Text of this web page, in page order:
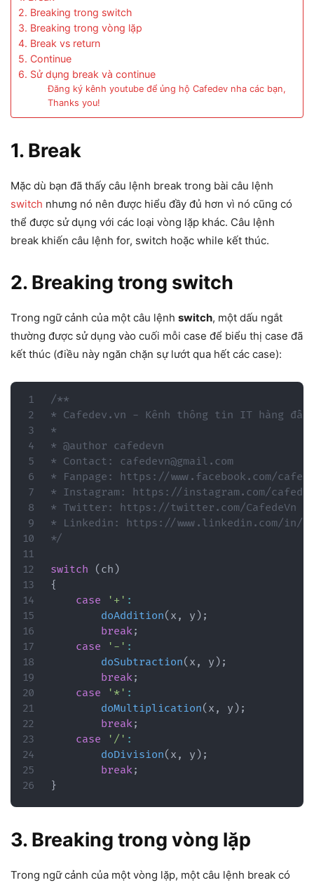
2. Breaking trong switch
3. Breaking trong vòng lặp
4. Break vs return
5. Continue
6. Sử dụng break và continue
Đăng ký kênh youtube để ủng hộ Cafedev nha các bạn,
Thanks you!
1. Break
Mặc dù bạn đã thấy câu lệnh break trong bài câu lệnh
switch nhưng nó nên được hiểu đầy đủ hơn vì nó cũng có
thể được sử dụng với các loại vòng lặp khác. Câu lệnh
break khiến câu lệnh for, switch hoặc while kết thúc.
2. Breaking trong switch
Trong ngữ cảnh của một câu lệnh switch, một dấu ngắt
thường được sử dụng vào cuối mỗi case để biểu thị case đã
kết thúc (điều này ngăn chặn sự lướt qua hết các case):
/**
* Cafedev.vn - Kênh thông tin IT hàng đầu
*
* @author cafedevn
* Contact: cafedevn@gmail.com
* Fanpage: https://www.facebook.com/
* Instagram: https://instagram.com/
* Twitter: https://twitter.com/CafedeVn
* Linkedin: https://www.linkedin.com/in/
*/
switch ( ch )
{
case
'+' :
doAddition( x , y ) ;
break;
case
'-' :
doSubtraction( x , y ) ;
break;
case
'*' :
doMultiplication( x , y ) ;
break;
case
'/' :
doDivision( x , y ) ;
break;
}
3. Breaking trong vòng lặp
Trong ngữ cảnh của một vòng lặp, một câu lệnh break có